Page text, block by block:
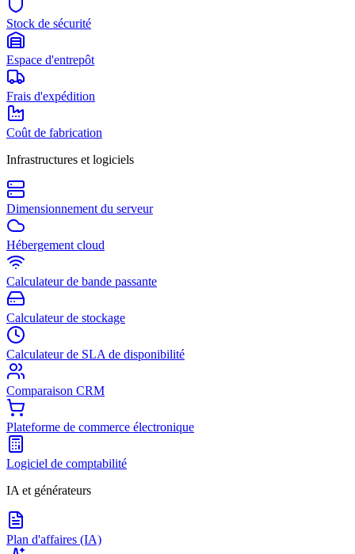
Stock de sécurité
Espace d'entrepôt
Frais d'expédition
Coût de fabrication
Infrastructures et logiciels
Dimensionnement du serveur
Hébergement cloud
Calculateur de bande passante
Calculateur de stockage
Calculateur de SLA de disponibilité
Comparaison CRM
Plateforme de commerce électronique
Logiciel de comptabilité
IA et générateurs
Plan d'affaires (IA)